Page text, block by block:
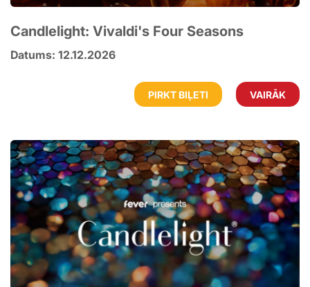
Candlelight: Vivaldi's Four Seasons
Datums: 12.12.2026
PIRKT BIĻETI VAIRĀK